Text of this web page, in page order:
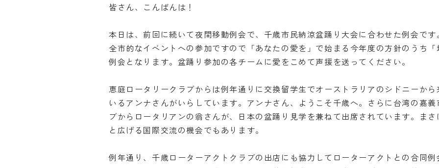
皆さん、こんばんは！
本日は、前回に続いて夜間移動例会で、千歳市民納涼盆踊り大会に合わせた例会です
全市的なイベントへの参加ですので「あなたの愛を」で始まる今年度の方針のうち
例会となります。盆踊り参加の各チームに愛をこめて声援を送ってください。
恵庭ロータリークラブからは例年通りに交換留学生でオーストラリアのシドニーか
いるアンナさんがいらしています。アンナさん、ようこそ千歳へ。さらに台湾の嘉
ブからロータリアンの翁さんが、日本の盆踊り見学を兼ねて出席されています。ま
と広げる国際交流の機会でもあります。
例年通り、千歳ローターアクトクラブの出店にも協力してローターアクトとの合同